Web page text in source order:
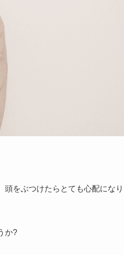
をぶつけたらとても心配になり
か?